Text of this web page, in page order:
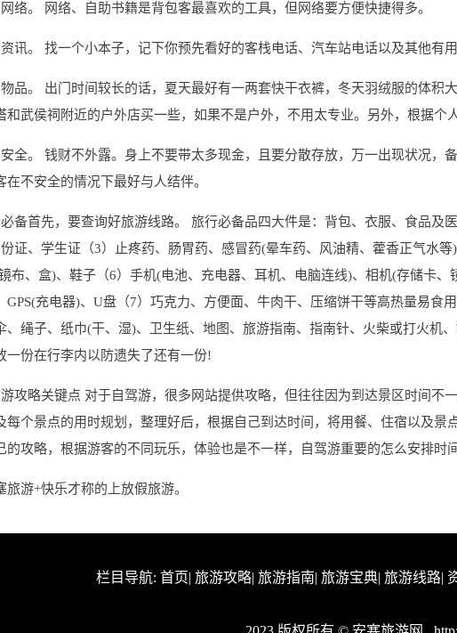
络。 网络、自助书籍是背包客最喜欢的工具，但网络要方便快捷得多。
讯。 找一个小本子，记下你预先看好的客栈电话、汽车站电话以及其他有
品。 出门时间较长的话，夏天最好有一两套快干衣裤，冬天羽绒服的体积
和武侯祠附近的户外店买一些，如果不是户外，不用太专业。另外，根据个
全。 钱财不外露。身上不要带太多现金，且要分散存放，万一出现状况，
在不安全的情况下最好与人结伴。
备首先，要查询好旅游线路。 旅行必备品四大件是：背包、衣服、食品及
份证、学生证（3）止疼药、肠胃药、感冒药(晕车药、风油精、藿香正气水
布、盒)、鞋子（6）手机(电池、充电器、耳机、电脑连线)、相机(存储卡
GPS(充电器)、U盘（7）巧克力、方便面、牛肉干、压缩饼干等高热量易食
、绳子、纸巾(干、湿)、卫生纸、地图、旅游指南、指南针、火柴或打火机
一份在行李内以防遗失了还有一份!
攻略关键点 对于自驾游，很多网站提供攻略，但往往因为到达景区时间不
每个景点的用时规划，整理好后，根据自己到达时间，将用餐、住宿以及
的攻略，根据游客的不同玩乐，体验也是不一样，自驾游重要的怎么安排时
旅游+快乐才称的上放假旅游。
栏目导航: 首页| 旅游攻略| 旅游指南| 旅游宝典| 旅游线路|